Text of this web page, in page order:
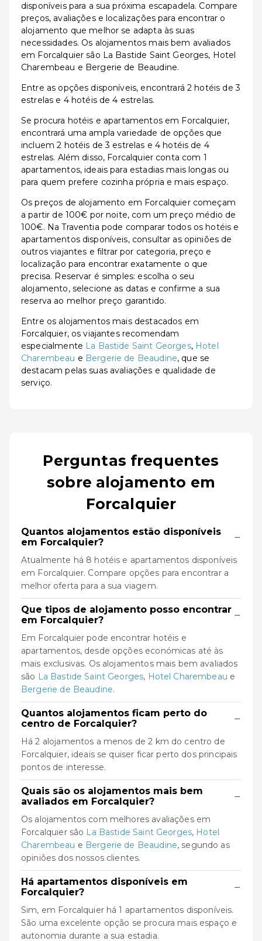
disponíveis para a sua próxima escapadela. Compare
preços, avaliações e localizações para encontrar o
alojamento que melhor se adapta às suas
necessidades. Os alojamentos mais bem avaliados
em Forcalquier são La Bastide Saint Georges, Hotel
Charembeau e Bergerie de Beaudine.
Entre as opções disponíveis, encontrará 2 hotéis de 3
estrelas e 4 hotéis de 4 estrelas.
Se procura hotéis e apartamentos em Forcalquier,
encontrará uma ampla variedade de opções que
incluem 2 hotéis de 3 estrelas e 4 hotéis de 4
estrelas. Além disso, Forcalquier conta com 1
apartamentos, ideais para estadias mais longas ou
para quem prefere cozinha própria e mais espaço.
Os preços de alojamento em Forcalquier começam
a partir de 100€ por noite, com um preço médio de
100€. Na Traventia pode comparar todos os hotéis e
apartamentos disponíveis, consultar as opiniões de
outros viajantes e filtrar por categoria, preço e
localização para encontrar exatamente o que
precisa. Reservar é simples: escolha o seu
alojamento, selecione as datas e confirme a sua
reserva ao melhor preço garantido.
Entre os alojamentos mais destacados em
Forcalquier, os viajantes recomendam
especialmente La Bastide Saint Georges, Hotel
Charembeau e Bergerie de Beaudine, que se
destacam pelas suas avaliações e qualidade de
serviço.
Perguntas frequentes
sobre alojamento em
Forcalquier
Quantos alojamentos estão disponíveis
em Forcalquier?
−
Atualmente há 8 hotéis e apartamentos disponíveis
em Forcalquier. Compare opções para encontrar a
melhor oferta para a sua viagem.
Que tipos de alojamento posso encontrar
em Forcalquier?
−
Em Forcalquier pode encontrar hotéis e
apartamentos, desde opções económicas até às
mais exclusivas. Os alojamentos mais bem avaliados
são La Bastide Saint Georges, Hotel Charembeau e
Bergerie de Beaudine.
Quantos alojamentos ficam perto do
centro de Forcalquier?
−
Há 2 alojamentos a menos de 2 km do centro de
Forcalquier, ideais se quiser ficar perto dos principais
pontos de interesse.
Quais são os alojamentos mais bem
avaliados em Forcalquier?
−
Os alojamentos com melhores avaliações em
Forcalquier são La Bastide Saint Georges, Hotel
Charembeau e Bergerie de Beaudine, segundo as
opiniões dos nossos clientes.
Há apartamentos disponíveis em
Forcalquier?
−
Sim, em Forcalquier há 1 apartamentos disponíveis.
São uma excelente opção se procura mais espaço e
autonomia durante a sua estadia.